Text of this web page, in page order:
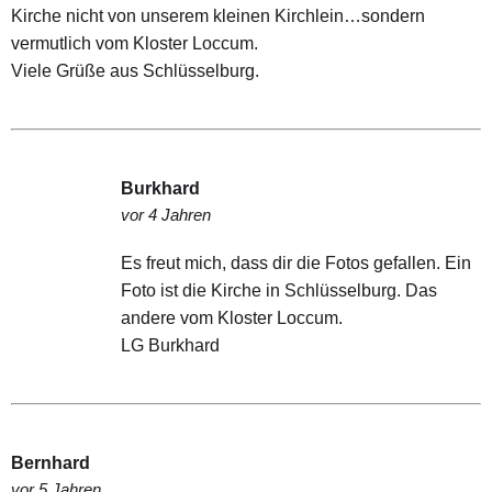
Kirche nicht von unserem kleinen Kirchlein…sondern
vermutlich vom Kloster Loccum.
Viele Grüße aus Schlüsselburg.
Burkhard
vor 4 Jahren
Es freut mich, dass dir die Fotos gefallen. Ein
Foto ist die Kirche in Schlüsselburg. Das
andere vom Kloster Loccum.
LG Burkhard
Bernhard